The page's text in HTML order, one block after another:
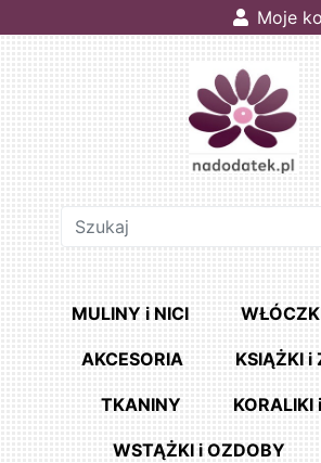
Moje
MULINY i NICI
AKCESORIA KSIĄŻKI i
TKANINY KORALIKI
WSTĄŻKI i OZDOBY